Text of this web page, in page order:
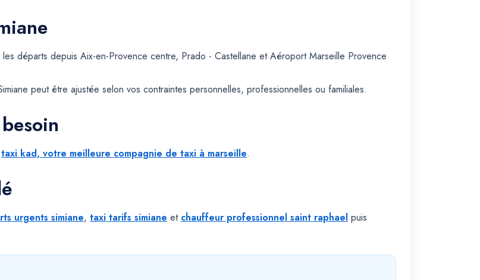
départs depuis Aix-en-Provence centre, Prado - Castellane et Aéroport Marseille Provence
peut être ajustée selon vos contraintes personnelles, professionnelles ou familiales.
taxi kad, votre meilleure compagnie de taxi à marseille.
urgents simiane, taxi tarifs simiane et chauffeur professionnel saint raphael puis